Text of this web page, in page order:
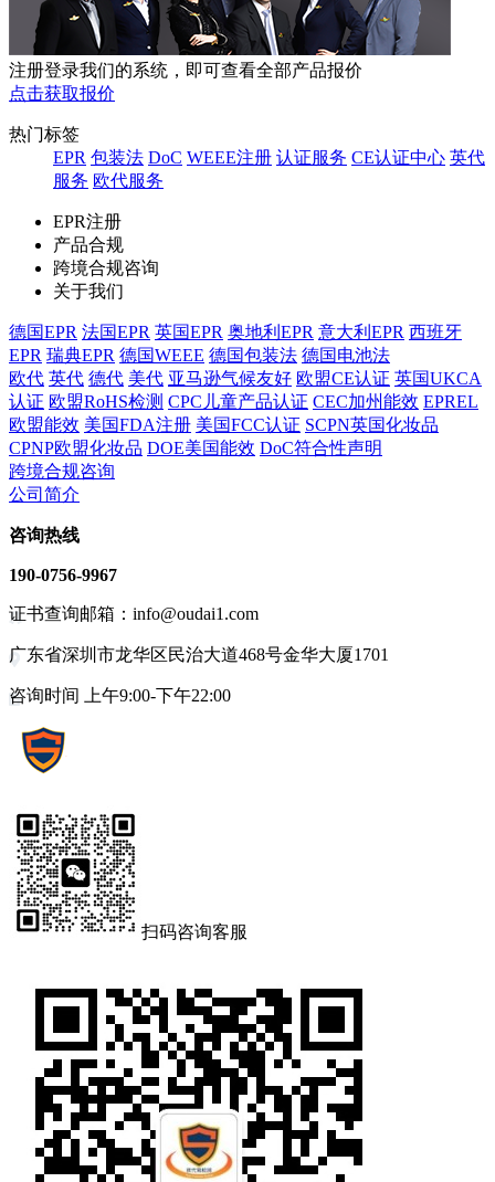
注册登录我们的系统，即可查看全部产品报价
点击获取报价
热门标签
EPR 包装法 DoC WEEE注册 认证服务 CE认证中心 英代
服务 欧代服务
EPR注册
产品合规
跨境合规咨询
关于我们
德国EPR 法国EPR 英国EPR 奥地利EPR 意大利EPR 西班牙
EPR 瑞典EPR 德国WEEE 德国包装法 德国电池法
欧代 英代 德代 美代 亚马逊气候友好 欧盟CE认证 英国UKCA
认证 欧盟RoHS检测 CPC儿童产品认证 CEC加州能效 EPREL
欧盟能效 美国FDA注册 美国FCC认证 SCPN英国化妆品
CPNP欧盟化妆品 DOE美国能效 DoC符合性声明
跨境合规咨询
公司简介
咨询热线
190-0756-9967
证书查询邮箱：info@oudai1.com
广东省深圳市龙华区民治大道468号金华大厦1701
咨询时间 上午9:00-下午22:00
扫码咨询客服